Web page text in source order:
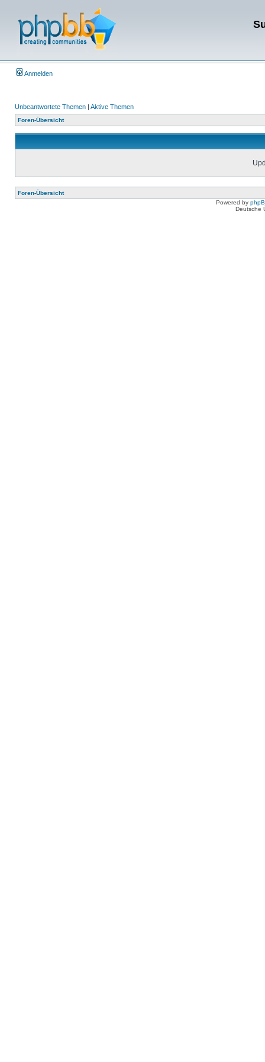
Anmelden
Unbeantwortete Themen | Aktive Themen
Foren-Übersicht
Foren-Übersicht
Powered by
Deutsche